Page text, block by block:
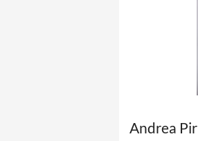
Andrea